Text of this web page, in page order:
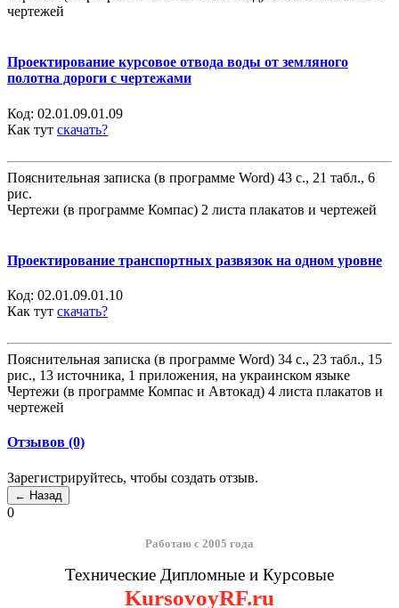
чертежей
Проектирование курсовое отвода воды от земляного
полотна дороги с чертежами
Код: 02.01.09.01.09
Как тут скачать?
Пояснительная записка (в программе Word) 43 с., 21 табл., 6
рис.
Чертежи (в программе Компас) 2 листа плакатов и чертежей
Проектирование транспортных развязок на одном уровне
Код: 02.01.09.01.10
Как тут скачать?
Пояснительная записка (в программе Word) 34 с., 23 табл., 15
рис., 13 источника, 1 приложения, на украинском языке
Чертежи (в программе Компас и Автокад) 4 листа плакатов и
чертежей
Отзывов (0)
Зарегистрируйтесь, чтобы создать отзыв.
0
Работаю с 2005 года
Технические Дипломные и Курсовые
KursovoyRF.ru